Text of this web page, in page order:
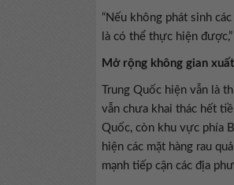
“Nếu không phát sinh
là có thể thực hiện
Mở rộng không gian
Trung Quốc hiện vẫn là
vẫn chưa khai thác hết
Quốc, còn khu vực phía
hiện các mặt hàng rau
mạnh tiếp cận các địa